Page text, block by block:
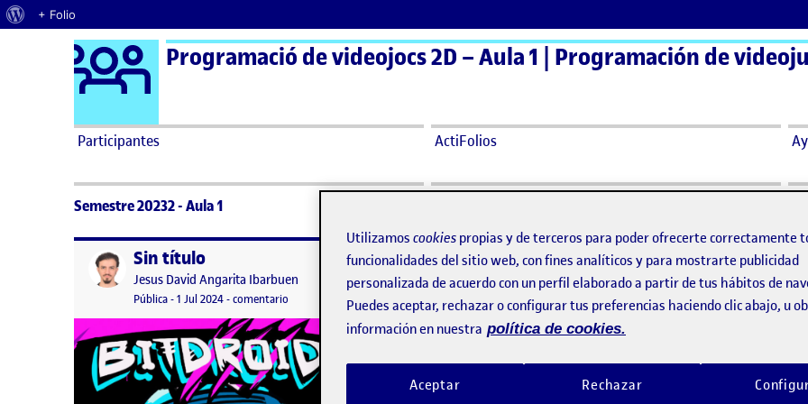
Acerca de WordPress
+ Folio
Saltar al contenido Logo Ágora
Participantes ActiFolios
Semestre 20232 - Aula 1
Publicado porSin título
Publicado por
Jesus David Angarita Ibarbuen
Visibilidad:
Pública-Fecha de publicación
1 Jul 20241 julio, 2024 4:32 am
-comentario
Publicado por PR Programación de videojuegos 2D
Publicado por
Francisco Tórtola Vivo
Visibilidad:
Pública Fecha de publicación
30 Jun 2024 comentario en PR Programación de videojuegos 2D
PR Programación de videojuegos 2D Para
juego inspirado en el género
metroidvania, aunque sí que es verdad
que por la brevedad del mismo, no se
Publicado porRe – Collage
Publicado por
Diego Carvajal Cruz
Visibilidad:
Pública -Fecha de
30 Jun 2024 30
Utilizamos cookies propias y de terceros para poder ofrecerte correctamente
funcionalidades del sitio web, con fines analíticos y para mostrarte publicidad
personalizada de acuerdo con un perfil elaborado a partir de tus hábitos de
Puedes aceptar, rechazar o configurar tus preferencias haciendo clic abajo, u
información en nuestra política de cookies.
Rechazar
Aceptar